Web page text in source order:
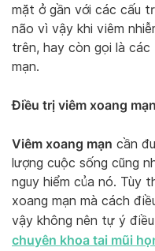
mặt ở gần với các cấu
não vì vậy khi viêm
trên, hay còn gọi là
mạn.
Điều trị viêm xoang
Viêm xoang mạn cần
lượng cuộc sống cũng
nguy hiểm của nó. Tùy
xoang mạn mà cách
vậy không nên tự ý
chuyên khoa tai mũi